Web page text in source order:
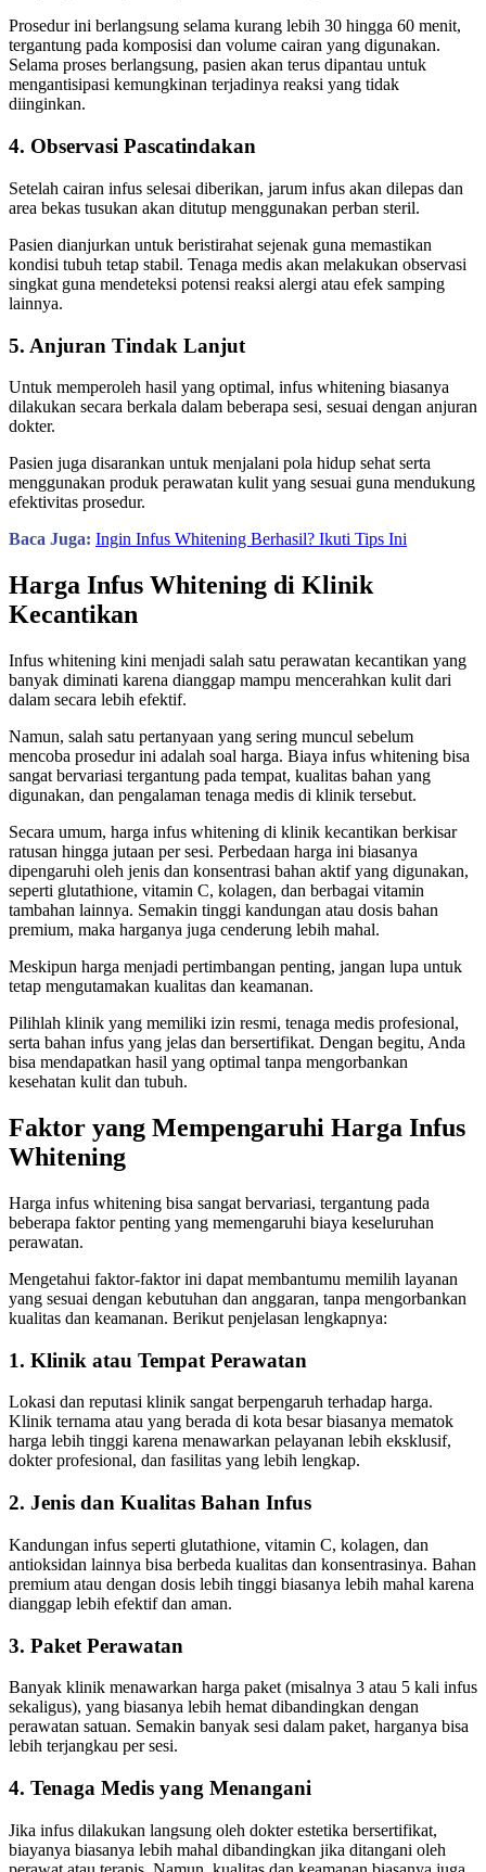
Prosedur ini berlangsung selama kurang lebih 30 hingga 60 menit,
tergantung pada komposisi dan volume cairan yang digunakan.
Selama proses berlangsung, pasien akan terus dipantau untuk
mengantisipasi kemungkinan terjadinya reaksi yang tidak
diinginkan.
4. Observasi Pascatindakan
Setelah cairan infus selesai diberikan, jarum infus akan dilepas dan
area bekas tusukan akan ditutup menggunakan perban steril.
Pasien dianjurkan untuk beristirahat sejenak guna memastikan
kondisi tubuh tetap stabil. Tenaga medis akan melakukan observasi
singkat guna mendeteksi potensi reaksi alergi atau efek samping
lainnya.
5. Anjuran Tindak Lanjut
Untuk memperoleh hasil yang optimal, infus whitening biasanya
dilakukan secara berkala dalam beberapa sesi, sesuai dengan anjuran
dokter.
Pasien juga disarankan untuk menjalani pola hidup sehat serta
menggunakan produk perawatan kulit yang sesuai guna mendukung
efektivitas prosedur.
Baca Juga: Ingin Infus Whitening Berhasil? Ikuti Tips Ini
Harga Infus Whitening di Klinik
Kecantikan
Infus whitening kini menjadi salah satu perawatan kecantikan yang
banyak diminati karena dianggap mampu mencerahkan kulit dari
dalam secara lebih efektif.
Namun, salah satu pertanyaan yang sering muncul sebelum
mencoba prosedur ini adalah soal harga. Biaya infus whitening bisa
sangat bervariasi tergantung pada tempat, kualitas bahan yang
digunakan, dan pengalaman tenaga medis di klinik tersebut.
Secara umum, harga infus whitening di klinik kecantikan berkisar
ratusan hingga jutaan per sesi. Perbedaan harga ini biasanya
dipengaruhi oleh jenis dan konsentrasi bahan aktif yang digunakan,
seperti glutathione, vitamin C, kolagen, dan berbagai vitamin
tambahan lainnya. Semakin tinggi kandungan atau dosis bahan
premium, maka harganya juga cenderung lebih mahal.
Meskipun harga menjadi pertimbangan penting, jangan lupa untuk
tetap mengutamakan kualitas dan keamanan.
Pilihlah klinik yang memiliki izin resmi, tenaga medis profesional,
serta bahan infus yang jelas dan bersertifikat. Dengan begitu, Anda
bisa mendapatkan hasil yang optimal tanpa mengorbankan
kesehatan kulit dan tubuh.
Faktor yang Mempengaruhi Harga Infus
Whitening
Harga infus whitening bisa sangat bervariasi, tergantung pada
beberapa faktor penting yang memengaruhi biaya keseluruhan
perawatan.
Mengetahui faktor-faktor ini dapat membantumu memilih layanan
yang sesuai dengan kebutuhan dan anggaran, tanpa mengorbankan
kualitas dan keamanan. Berikut penjelasan lengkapnya:
1. Klinik atau Tempat Perawatan
Lokasi dan reputasi klinik sangat berpengaruh terhadap harga.
Klinik ternama atau yang berada di kota besar biasanya mematok
harga lebih tinggi karena menawarkan pelayanan lebih eksklusif,
dokter profesional, dan fasilitas yang lebih lengkap.
2. Jenis dan Kualitas Bahan Infus
Kandungan infus seperti glutathione, vitamin C, kolagen, dan
antioksidan lainnya bisa berbeda kualitas dan konsentrasinya. Bahan
premium atau dengan dosis lebih tinggi biasanya lebih mahal karena
dianggap lebih efektif dan aman.
3. Paket Perawatan
Banyak klinik menawarkan harga paket (misalnya 3 atau 5 kali infus
sekaligus), yang biasanya lebih hemat dibandingkan dengan
perawatan satuan. Semakin banyak sesi dalam paket, harganya bisa
lebih terjangkau per sesi.
4. Tenaga Medis yang Menangani
Jika infus dilakukan langsung oleh dokter estetika bersertifikat,
biayanya biasanya lebih mahal dibandingkan jika ditangani oleh